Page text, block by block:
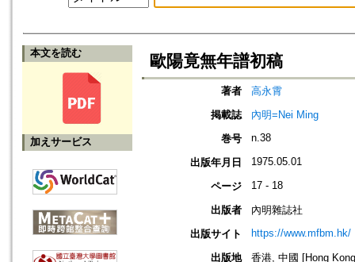
本文を読む
加えサービス
歐陽竟無年譜初稿
著者
高永霄
掲載誌
內明=Nei Ming
巻号
n.38
出版年月日 1975.05.01
ページ 17 - 18
出版者
內明雜誌社
出版サイト
https://www.mfbm.hk/
出版地
香港, 中國 [Hong